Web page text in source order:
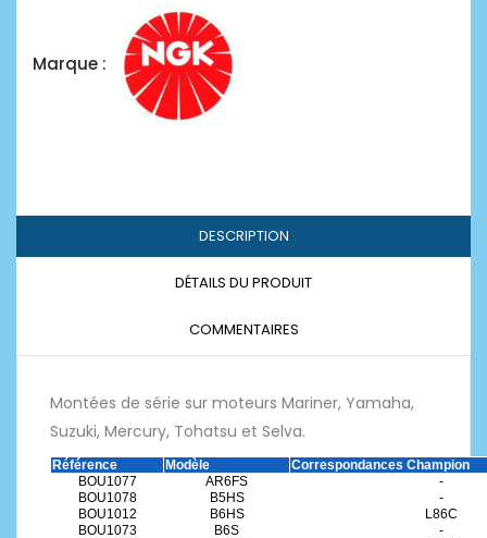
Marque :
DESCRIPTION
DÉTAILS DU PRODUIT
COMMENTAIRES
Montées de série sur moteurs Mariner, Yamaha,
Suzuki, Mercury, Tohatsu et Selva.
Référence Modèle
Correspondances Champion
BOU1077
AR6FS
-
BOU1078
B5HS
-
BOU1012
B6HS
L86C
BOU1073
B6S
-